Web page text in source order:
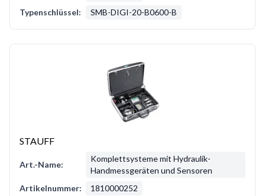
Typenschlüssel:
SMB-DIGI-20-B0600-B
STAUFF
Art.-Name:
Komplettsysteme mit Hydraulik-
Handmessgeräten und Sensoren
Artikelnummer:
1810000252